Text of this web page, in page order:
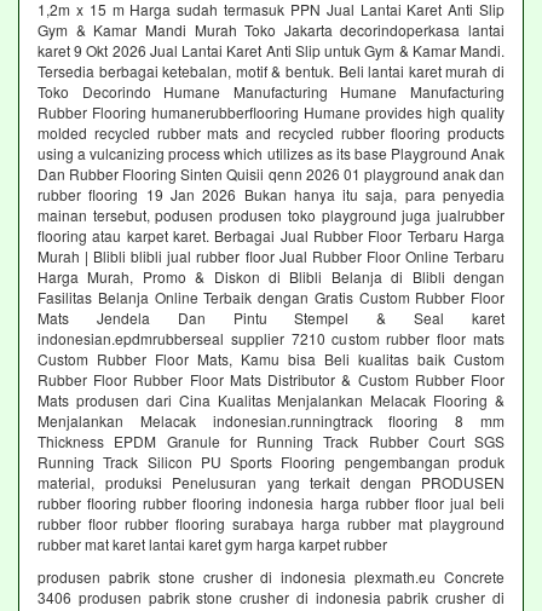
1,2m x 15 m Harga sudah termasuk PPN Jual Lantai Karet Anti Slip
Gym & Kamar Mandi Murah Toko Jakarta decorindoperkasa lantai
karet 9 Okt 2026 Jual Lantai Karet Anti Slip untuk Gym & Kamar Mandi.
Tersedia berbagai ketebalan, motif & bentuk. Beli lantai karet murah di
Toko Decorindo Humane Manufacturing Humane Manufacturing
Rubber Flooring humanerubberflooring Humane provides high quality
molded recycled rubber mats and recycled rubber flooring products
using a vulcanizing process which utilizes as its base Playground Anak
Dan Rubber Flooring Sinten Quisii qenn 2026 01 playground anak dan
rubber flooring 19 Jan 2026 Bukan hanya itu saja, para penyedia
mainan tersebut, podusen produsen toko playground juga jualrubber
flooring atau karpet karet. Berbagai Jual Rubber Floor Terbaru Harga
Murah | Blibli blibli jual rubber floor Jual Rubber Floor Online Terbaru
Harga Murah, Promo & Diskon di Blibli Belanja di Blibli dengan
Fasilitas Belanja Online Terbaik dengan Gratis Custom Rubber Floor
Mats Jendela Dan Pintu Stempel & Seal karet
indonesian.epdmrubberseal supplier 7210 custom rubber floor mats
Custom Rubber Floor Mats, Kamu bisa Beli kualitas baik Custom
Rubber Floor Rubber Floor Mats Distributor & Custom Rubber Floor
Mats produsen dari Cina Kualitas Menjalankan Melacak Flooring &
Menjalankan Melacak indonesian.runningtrack flooring 8 mm
Thickness EPDM Granule for Running Track Rubber Court SGS
Running Track Silicon PU Sports Flooring pengembangan produk
material, produksi Penelusuran yang terkait dengan PRODUSEN
rubber flooring rubber flooring indonesia harga rubber floor jual beli
rubber floor rubber flooring surabaya harga rubber mat playground
rubber mat karet lantai karet gym harga karpet rubber
produsen pabrik stone crusher di indonesia plexmath.eu Concrete
3406 produsen pabrik stone crusher di indonesia pabrik crusher di